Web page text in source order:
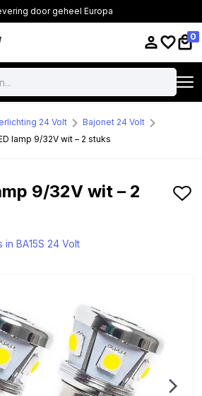
door geheel Europa
0
24 Volt
Bajonet 24 Volt
lamp 9/32V wit – 2 stuks
9/32V wit – 2
in BA15S 24 Volt